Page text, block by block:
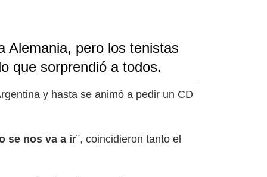
Alemania, pero los tenistas
que sorprendió a todos.
y hasta se animó a pedir un CD
se nos va a ir¨, coincidieron tanto el